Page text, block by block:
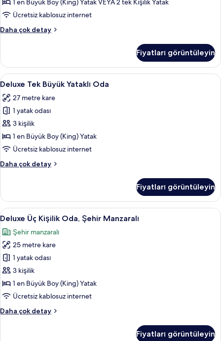
Oda,
Manzaralı
fotoğrafları
görün
1 en Büyük Boy (King) Yatak VEYA 2 tek Kişilik Yatak
Ücretsiz kablosuz internet
Daha çok detay
Classic
İki
Ayrı
Yataklı
Şehir
Manzaralı
hakkında
daha
fazla
detay
Fiyatları görüntüleyin
Deluxe
Tek
Büyük
Yataklı
Oda
için
tüm
görün
Mısır pamuklu çarşaf takımı, kaliteli
10
Deluxe Tek Büyük Yataklı Oda
27 metre kare
1 yatak odası
3 kişilik
1 en Büyük Boy (King) Yatak
Ücretsiz kablosuz internet
Daha çok detay
Deluxe
Oda
hakkında
daha
detay
Fiyatları görüntüleyin
Deluxe
Üç
Kişilik
Oda,
Şehir
Manzaralı
için
tüm
görün
Deluxe Üç Kişilik Oda, Şehir
13
Deluxe Üç Kişilik Oda, Şehir Manzaralı
Şehir manzaralı
25 metre kare
1 yatak odası
3 kişilik
1 en Büyük Boy (King) Yatak
Ücretsiz kablosuz internet
Daha çok detay
Deluxe
Fiyatları görüntüleyin